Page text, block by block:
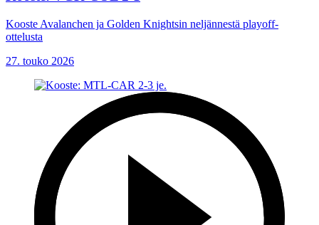
Kooste Avalanchen ja Golden Knightsin neljännestä playoff-
ottelusta
27. touko 2026